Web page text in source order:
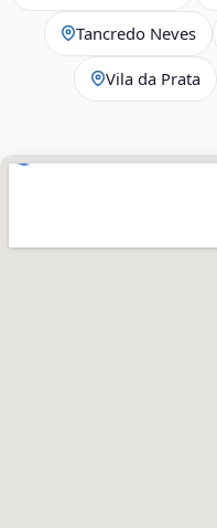
Tancredo Neves
Vila da Prata